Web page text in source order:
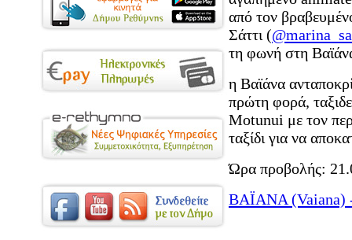
από τον
Σάττι (
τη φωνή στη
η Βαϊάνα
πρώτη φορά,
Motunui με τον
ταξίδι για να
Ώρα προβολής:
ΒΑΪΑΝΑ (Vaiana)